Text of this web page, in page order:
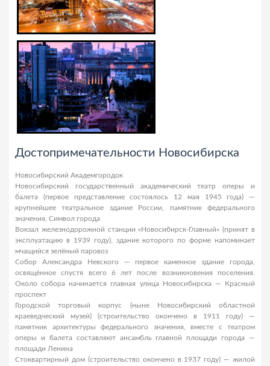
Достопримечательности Новосибирска
Новосибирский Академгородок
Новосибирский государственный академический театр оперы и
балета (первое представление состоялось 12 мая 1945 года) —
крупнейшее театральное здание России, памятник федерального
значения, Символ города
Вокзал железнодорожной станции «Новосибирск-Главный» (принят в
эксплуатацию в 1939 году), здание которого по форме напоминает
мчащийся зелёный паровоз
Собор Александра Невского — первое каменное здание города,
освящённое спустя всего 6 лет после возникновения поселения.
Около собора начинается главная улица Новосибирска — Красный
проспект
Городской торговый корпус (ныне Новосибирский областной
краеведческий музей) (строительство окончено в 1911 году) —
памятник архитектуры федерального значения, вместе с театром
оперы и балета составляют ансамбль главной площади города —
площади Ленина
Стоквартирный дом (строительство окончено в 1937 году) — жилой